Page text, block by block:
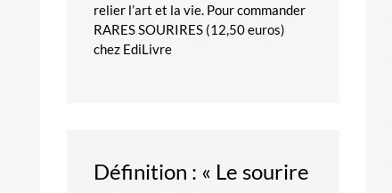
relier l’art et la vie. Pour commander
RARES SOURIRES (12,50 euros)
chez EdiLivre
Définition : « Le sourire